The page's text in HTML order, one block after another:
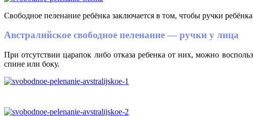
Свободное пеленание ребёнка заключается в том, чтобы ручки
Австралийское свободное пеленание — ручки у лица
При отсутствии царапок либо отказа ребенка от них, можно
спине или боку.